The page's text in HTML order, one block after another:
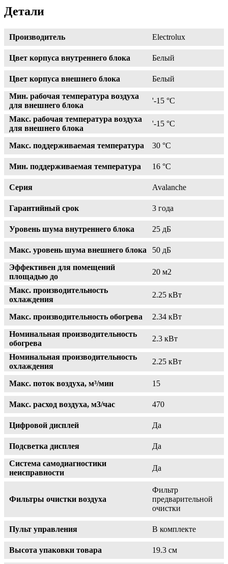
Детали
Производитель Electrolux
Цвет корпуса внутреннего блока Белый
Цвет корпуса внешнего блока
Белый
Мин. рабочая температура воздуха
для внешнего блока
'-15 °С
Макс. рабочая температура воздуха
для внешнего блока
'-15 °С
Макс. поддерживаемая температура 30 °С
Мин. поддерживаемая температура 16 °С
Серия Avalanche
Гарантийный срок 3 года
Уровень шума внутреннего блока 25 дБ
Макс. уровень шума внешнего блока
50 дБ
Эффективен для помещений
площадью до
20 м2
Макс. производительность
охлаждения
2.25 кВт
Макс. производительность обогрева
2.34 кВт
Номинальная производительность
обогрева
2.3 кВт
Номинальная производительность
охлаждения
2.25 кВт
Макс. поток воздуха, м³/мин 15
Макс. расход воздуха, м3/час 470
Цифровой дисплей Да
Подсветка дисплея
Да
Система самодиагностики
неисправности
Да
Фильтры очистки воздуха
Фильтр
предварительной
очистки
Пульт управления В комплекте
Высота упаковки товара 19.3 см